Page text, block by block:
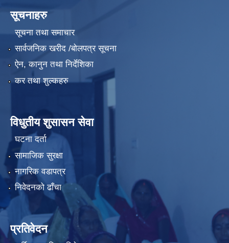
सूचनाहरु
सूचना तथा समाचार
सार्वजनिक खरीद /बोलपत्र सूचना
ऐन, कानुन तथा निर्देशिका
कर तथा शुल्कहरु
विधुतीय शुसासन सेवा
घटना दर्ता
सामाजिक सुरक्षा
नागरिक वडापत्र
निवेदनको ढाँचा
प्रतिवेदन